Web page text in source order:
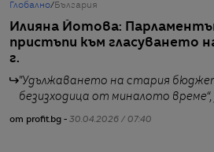
Глобално/ България
Илияна Йотова:
пристъпи към гласуването
г.
"Удължаването на стария
безизходица от миналото
от profit.bg - 30.04.2026 / 07:40